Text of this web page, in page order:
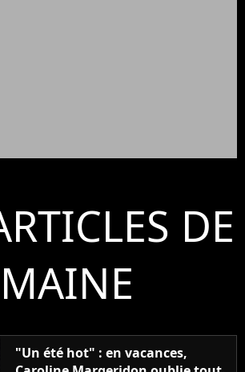
DE
"Un été hot" : en vacances,